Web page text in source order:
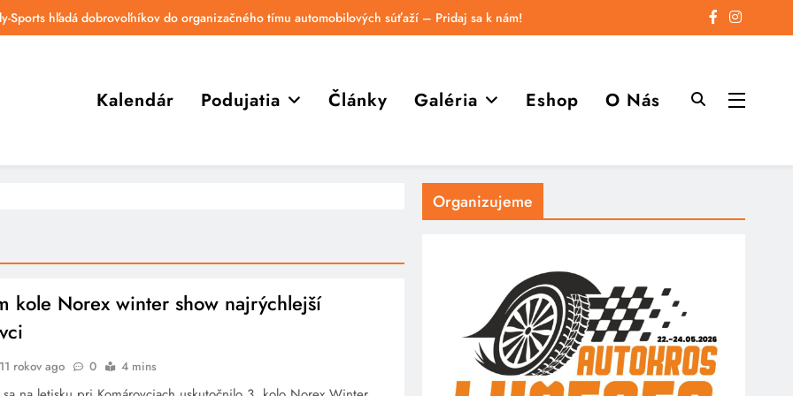
Sports hľadá dobrovoľníkov do organizačného tímu automobilových súťaží – Pridaj sa k nám!
Kalendár Podujatia Články Galéria Eshop O Nás
kole Norex winter show najrýchlejší
11 rokov ago 0 4 mins
Organizujeme